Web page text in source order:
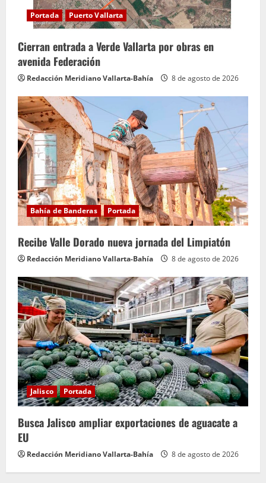
Portada Puerto Vallarta
Cierran entrada a Verde Vallarta por obras en
avenida Federación
Redacción Meridiano Vallarta-Bahía 8 de agosto de 2026
Bahía de Banderas Portada
Recibe Valle Dorado nueva jornada del Limpiatón
Redacción Meridiano Vallarta-Bahía 8 de agosto de 2026
Jalisco Portada
Busca Jalisco ampliar exportaciones de aguacate a
EU
Redacción Meridiano Vallarta-Bahía 8 de agosto de 2026